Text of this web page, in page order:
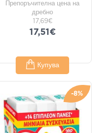
Препоръчителна цена на
дребно
17,69€
17,51€
Купува
-8%